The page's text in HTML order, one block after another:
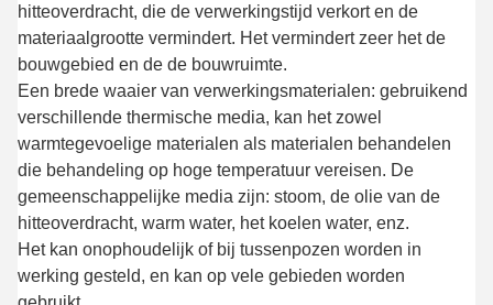
hitteoverdracht, die de verwerkingstijd verkort en de
materiaalgrootte vermindert. Het vermindert zeer het de
bouwgebied en de de bouwruimte.
Een brede waaier van verwerkingsmaterialen: gebruikend
verschillende thermische media, kan het zowel
warmtegevoelige materialen als materialen behandelen
die behandeling op hoge temperatuur vereisen. De
gemeenschappelijke media zijn: stoom, de olie van de
hitteoverdracht, warm water, het koelen water, enz.
Het kan onophoudelijk of bij tussenpozen worden in
werking gesteld, en kan op vele gebieden worden